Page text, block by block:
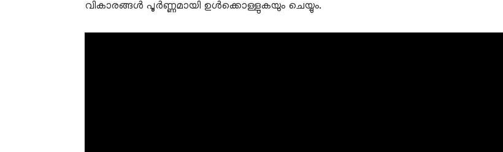
വികാരങ്ങൾ പൂർണ്ണമായി ഉൾക്കൊള്ളുകയും ചെയ്യും.